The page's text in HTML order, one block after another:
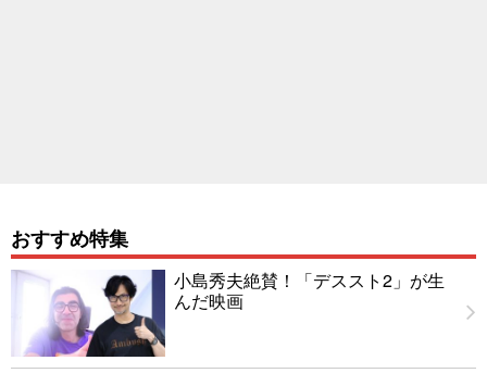
おすすめ特集
小島秀夫絶賛！「デススト2」が生
んだ映画